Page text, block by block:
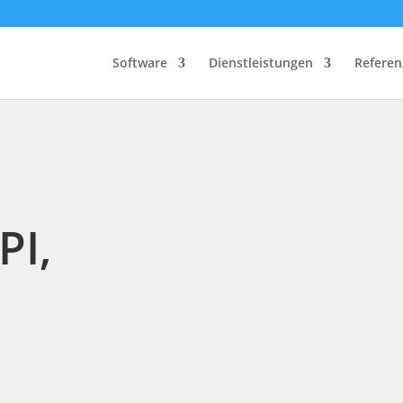
Software Dienstleistungen